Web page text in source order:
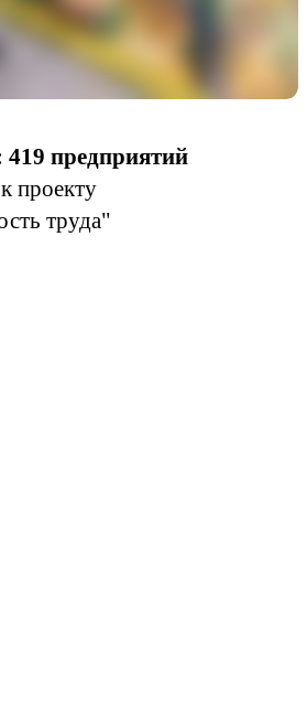
предприятий
к проекту
труда"